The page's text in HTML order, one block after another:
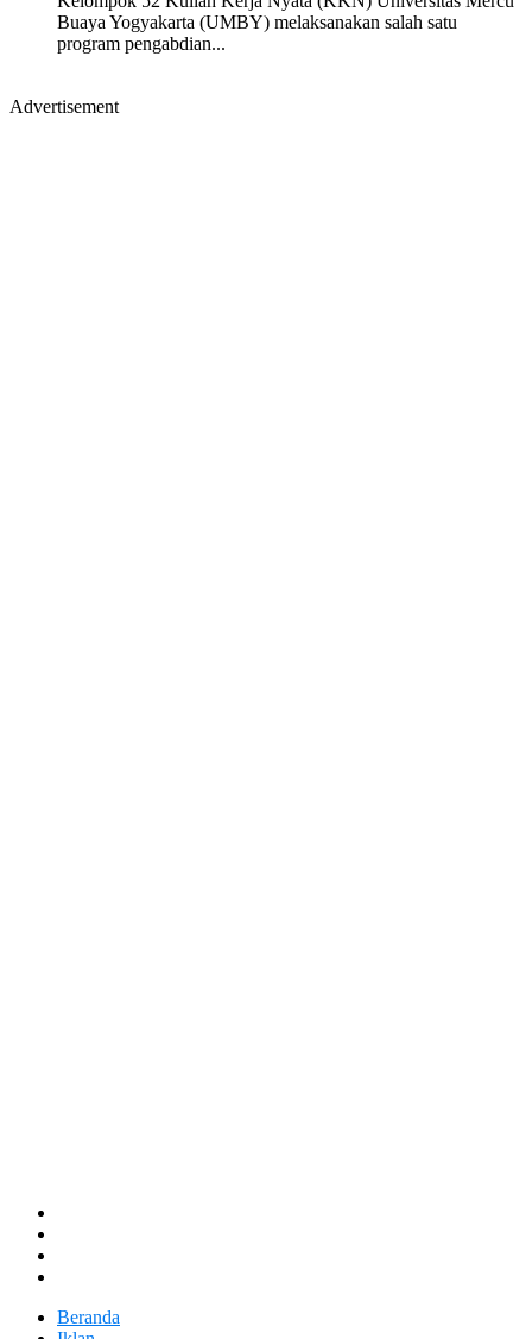
Buaya Yogyakarta (UMBY) melaksanakan salah satu
program pengabdian...
Advertisement
Beranda